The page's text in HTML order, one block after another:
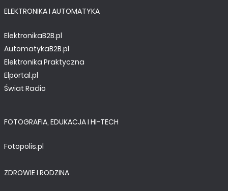
ELEKTRONIKA I AUTOMATYKA
ElektronikaB2B.pl
AutomatykaB2B.pl
Elektronika Praktyczna
Elportal.pl
Świat Radio
FOTOGRAFIA, EDUKACJA I HI-TECH
Fotopolis.pl
ZDROWIE I RODZINA